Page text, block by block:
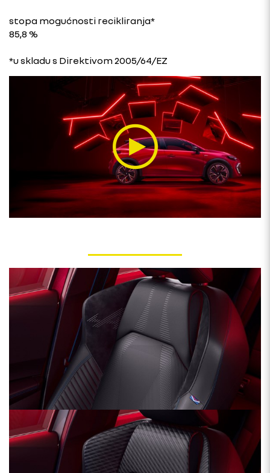
stopa mogućnosti recikliranja*
85,8 %
*u skladu s Direktivom 2005/64/EZ